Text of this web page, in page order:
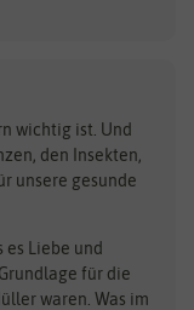
Freudenberger
wichtig ist. Und
den Insekten,
unsere gesunde
es Liebe und
für die
waren. Was im